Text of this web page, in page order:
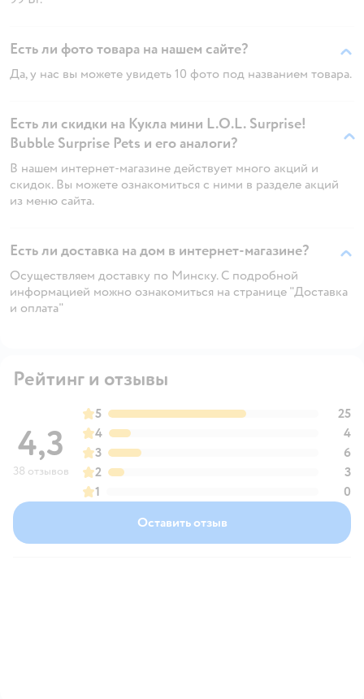
Есть ли фото товара на нашем сайте?
Да, у нас вы можете увидеть 10 фото под названием товара.
Есть ли скидки на Кукла мини L.O.L. Surprise!
Bubble Surprise Pets и его аналоги?
В нашем интернет-магазине действует много акций и
скидок. Вы можете ознакомиться с ними в разделе акций
из меню сайта.
Есть ли доставка на дом в интернет-магазине?
Осуществляем доставку по Минску. С подробной
информацией можно ознакомиться на странице "Доставка
и оплата"
Рейтинг и отзывы
4,3
38 отзывов
5
25
4
4
3
6
2
3
1
0
Оставить отзыв